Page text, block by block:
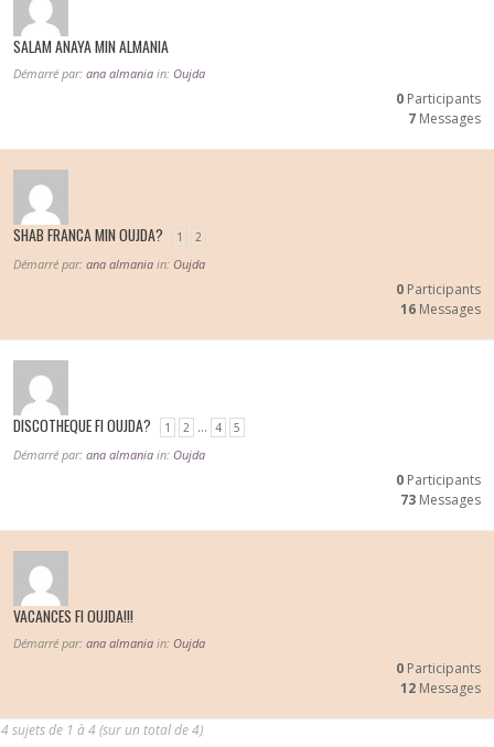
SALAM ANAYA MIN ALMANIA
Démarré par: ana almania in: Oujda
0 Participants
7 Messages
SHAB FRANCA MIN OUJDA? 1 2
Démarré par: ana almania in: Oujda
0 Participants
16 Messages
DISCOTHEQUE FI OUJDA? 1 2 … 4 5
Démarré par: ana almania in: Oujda
0 Participants
73 Messages
VACANCES FI OUJDA!!!
Démarré par: ana almania in: Oujda
0 Participants
12 Messages
4 sujets de 1 à 4 (sur un total de 4)